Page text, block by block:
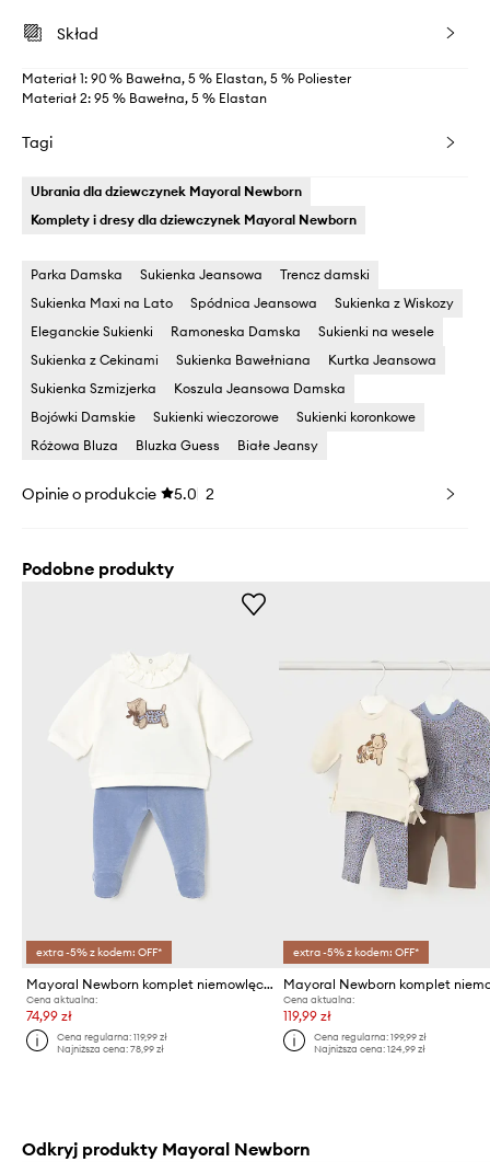
Skład
Materiał 1: 90 % Bawełna, 5 % Elastan, 5 % Poliester
Materiał 2: 95 % Bawełna, 5 % Elastan
Tagi
Ubrania dla dziewczynek Mayoral Newborn
Komplety i dresy dla dziewczynek Mayoral Newborn
Parka Damska Sukienka Jeansowa
Trencz damski
Sukienka Maxi na Lato
Spódnica Jeansowa
Sukienka z Wiskozy
Eleganckie Sukienki
Ramoneska Damska
Sukienki na wesele
Sukienka z Cekinami
Sukienka Bawełniana
Kurtka Jeansowa
Sukienka Szmizjerka
Koszula Jeansowa Damska
Bojówki Damskie
Sukienki wieczorowe
Sukienki koronkowe
Różowa Bluza
Bluzka Guess Białe Jeansy
Opinie o produkcie 5.0 2
Podobne produkty
extra -5% z kodem: OFF*
Mayoral Newborn komplet niemowlęcy
Cena aktualna:
74,99 zł
Cena regularna:119,99 zł
Najniższa cena:78,99 zł
extra -5% z kodem: OFF*
Cena aktualna:
119,99 zł
Cena regularna: 199,99 zł
Najniższa cena: 124,99 zł
Odkryj produkty Mayoral Newborn